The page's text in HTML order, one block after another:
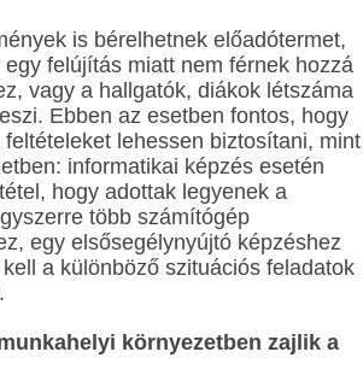
is bérelhetnek előadótermet,
felújítás miatt nem férnek hozzá
vagy a hallgatók, diákok létszáma
Ebben az esetben fontos, hogy
lehessen biztosítani, mint
informatikai képzés esetén
hogy adottak legyenek a
több számítógép
egy elsősegélynyújtó képzéshez
a különböző szituációs feladatok
környezetben zajlik a